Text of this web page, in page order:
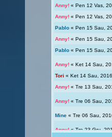
Anny! « Pen 12 Vas,
Anny! « Pen 12 Vas,
Pablo « Pen 15 Sau,
Anny! « Pen 15 Sau,
Pablo « Pen 15 Sau,
Anny! « Ket 14 Sau,
Tori « Ket 14 Sau,
Anny! « Tre 13 Sau,
Anny! « Tre 06 Sau,
Mine « Tre 06 Sau,
Anny! « Tre 23 Gru,